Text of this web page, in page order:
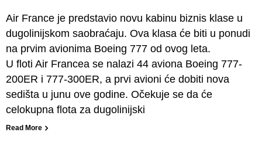
Air France je predstavio novu kabinu biznis klase u
dugolinijskom saobraćaju. Ova klasa će biti u ponudi
na prvim avionima Boeing 777 od ovog leta.
U floti Air Francea se nalazi 44 aviona Boeing 777-
200ER i 777-300ER, a prvi avioni će dobiti nova
sedišta u junu ove godine. Očekuje se da će
celokupna flota za dugolinijski
Read More